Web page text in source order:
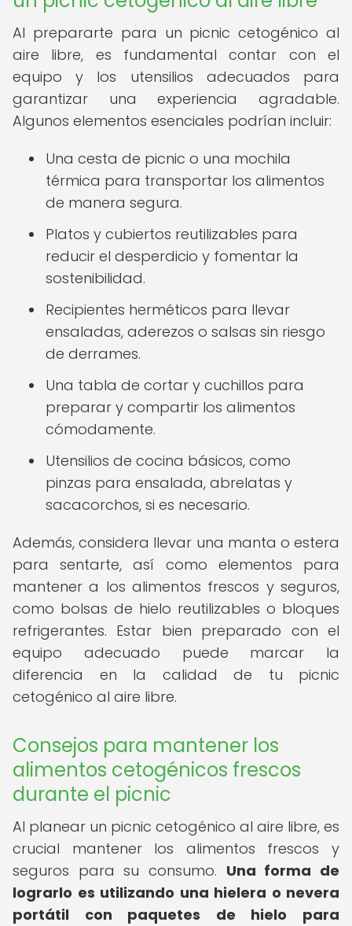
Al prepararte para un picnic cetogénico al
aire libre, es fundamental contar con el
equipo y los utensilios adecuados para
garantizar una experiencia agradable.
Algunos elementos esenciales podrían incluir:
Una cesta de picnic o una mochila
térmica para transportar los alimentos
de manera segura.
Platos y cubiertos reutilizables para
reducir el desperdicio y fomentar la
sostenibilidad.
Recipientes herméticos para llevar
ensaladas, aderezos o salsas sin riesgo
de derrames.
Una tabla de cortar y cuchillos para
preparar y compartir los alimentos
cómodamente.
Utensilios de cocina básicos, como
pinzas para ensalada, abrelatas y
sacacorchos, si es necesario.
Además, considera llevar una manta o estera
para sentarte, así como elementos para
mantener a los alimentos frescos y seguros,
como bolsas de hielo reutilizables o bloques
refrigerantes. Estar bien preparado con el
equipo adecuado puede marcar la
diferencia en la calidad de tu picnic
cetogénico al aire libre.
Consejos para mantener los
alimentos cetogénicos frescos
durante el picnic
Al planear un picnic cetogénico al aire libre, es
crucial mantener los alimentos frescos y
seguros para su consumo. Una forma de
lograrlo es utilizando una hielera o nevera
portátil con paquetes de hielo para